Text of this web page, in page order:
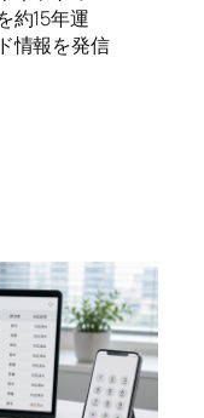
約15年運
情報を発信